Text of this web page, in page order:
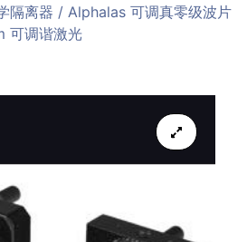
隔离器 / Alphalas 可调真零级波片
可调谐激光